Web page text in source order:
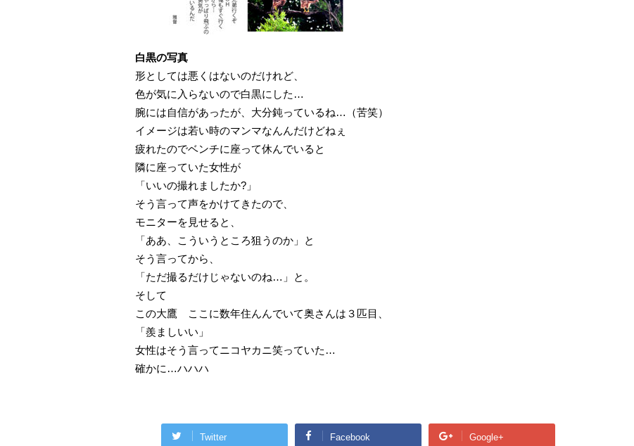
白黒の写真
形としては悪くはないのだけれど、
色が気に入らないので白黒にした…
腕には自信があったが、大分鈍っているね…（苦笑）
イメージは若い時のマンマなんんだけどねぇ
疲れたのでベンチに座って休んでいると
隣に座っていた女性が
「いいの撮れましたか?」
そう言って声をかけてきたので、
モニターを見せると、
「ああ、こういうところ狙うのか」と
そう言ってから、
「ただ撮るだけじゃないのね…」と。
そして
この大鷹 ここに数年住んんでいて奥さんは３匹目、
「羨ましいい」
女性はそう言ってニコヤカニ笑っていた…
確かに…ハハハ
Twitter Facebook Google+